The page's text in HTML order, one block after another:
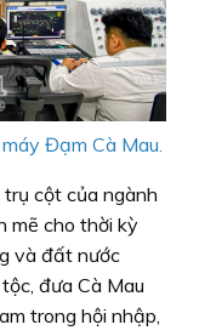
Đạm Cà Mau.
cột của ngành
mẽ cho thời kỳ
và đất nước
đưa Cà Mau
trong hội nhập,